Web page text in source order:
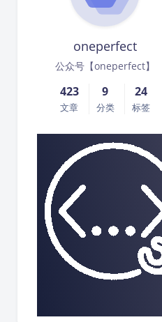
oneperfect
公众号【oneperfect】
423
文章
9
分类
24
标签